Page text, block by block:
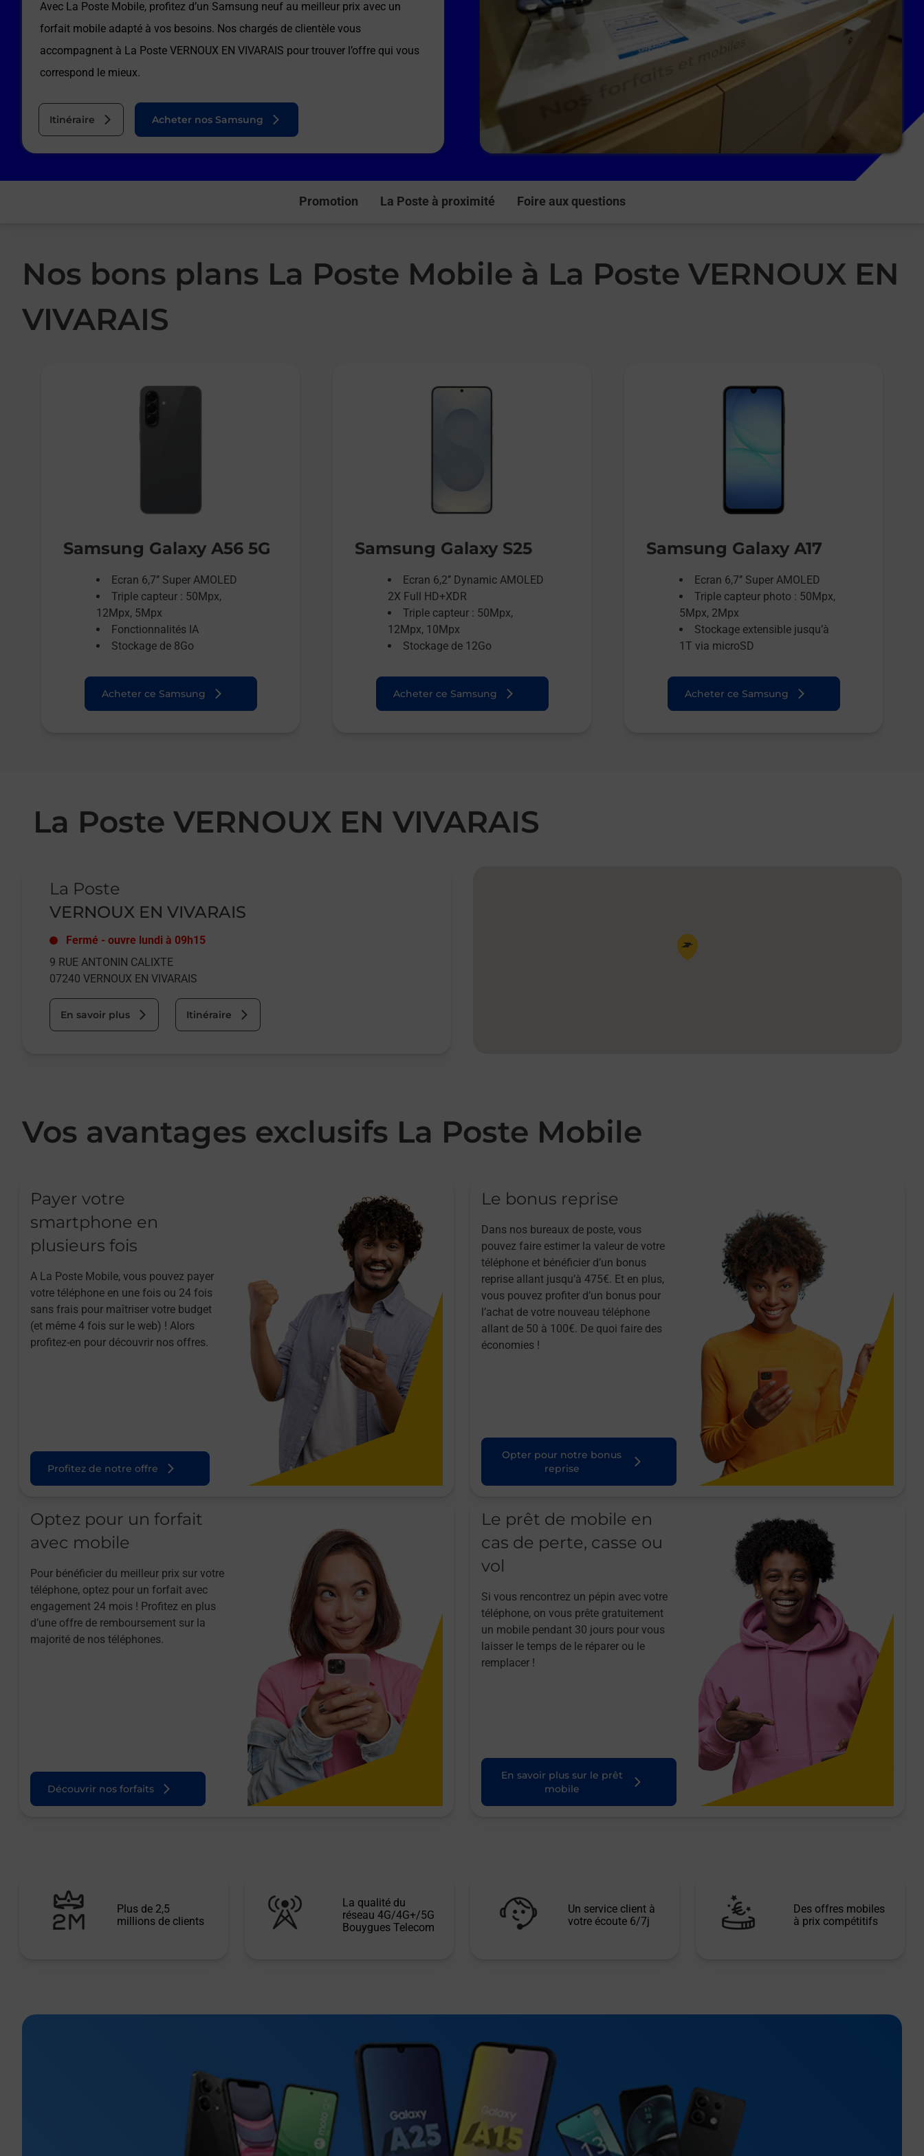
Avec La Poste Mobile, profitez d’un Samsung neuf au meilleur prix avec un
forfait mobile adapté à vos besoins. Nos chargés de clientèle vous
accompagnent à La Poste VERNOUX EN VIVARAIS pour trouver l’offre qui vous
correspond le mieux.
Itinéraire Acheter nos Samsung
Promotion La Poste à proximité Foire aux questions
Nos bons plans La Poste Mobile à La Poste VERNOUX EN
VIVARAIS
Samsung Galaxy A56 5G
Ecran 6,7’’ Super AMOLED
Triple capteur : 50Mpx,
12Mpx, 5Mpx
Fonctionnalités IA
Stockage de 8Go
Acheter ce Samsung
Samsung Galaxy S25
Ecran 6,2’’ Dynamic AMOLED
2X Full HD+XDR
Triple capteur : 50Mpx,
12Mpx, 10Mpx
Stockage de 12Go
Acheter ce Samsung
Samsung Galaxy A17
Ecran 6,7’’ Super AMOLED
Triple capteur photo : 50Mpx,
5Mpx, 2Mpx
Stockage extensible jusqu’à
1T via microSD
Acheter ce Samsung
La Poste VERNOUX EN VIVARAIS
La Poste
VERNOUX EN VIVARAIS
Fermé - ouvre lundi à 09h15
9 RUE ANTONIN CALIXTE
07240 VERNOUX EN VIVARAIS
En savoir plus Itinéraire
Pin de la carte
Vos avantages exclusifs La Poste Mobile
Payer votre
smartphone en
plusieurs fois
A La Poste Mobile, vous pouvez payer
votre téléphone en une fois ou 24 fois
sans frais pour maîtriser votre budget
(et même 4 fois sur le web) ! Alors
profitez-en pour découvrir nos offres.
Profitez de notre offre
Le bonus reprise
Dans nos bureaux de poste, vous
pouvez faire estimer la valeur de votre
téléphone et bénéficier d’un bonus
reprise allant jusqu’à 475€. Et en plus,
vous pouvez profiter d’un bonus pour
l’achat de votre nouveau téléphone
allant de 50 à 100€. De quoi faire des
économies !
Opter pour notre bonus
reprise
Optez pour un forfait
avec mobile
Pour bénéficier du meilleur prix sur votre
téléphone, optez pour un forfait avec
engagement 24 mois ! Profitez en plus
d’une offre de remboursement sur la
majorité de nos téléphones.
Découvrir nos forfaits
Le prêt de mobile en
cas de perte, casse ou
vol
Si vous rencontrez un pépin avec votre
téléphone, on vous prête gratuitement
un mobile pendant 30 jours pour vous
laisser le temps de le réparer ou le
remplacer !
En savoir plus sur le prêt
mobile
Plus de 2,5
millions de clients
La qualité du
réseau 4G/4G+/5G
Bouygues Telecom
Un service client à
votre écoute 6/7j
Des offres mobiles
à prix compétitifs